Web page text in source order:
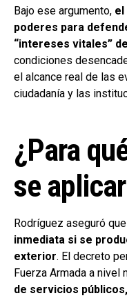
Bajo ese argumento, el
poderes para
“intereses vitales”
condiciones
el alcance real de las
ciudadanía y las
¿Para
se
Rodríguez aseguró que
inmediata si se
exterior. El decreto
Fuerza Armada a nivel
de servicios